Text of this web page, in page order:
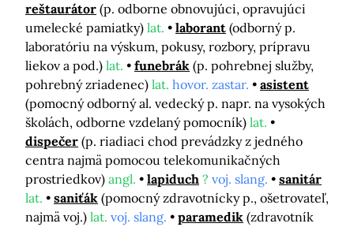
reštaurátor (p. odborne obnovujúci, opravujúci
umelecké pamiatky) lat. laborant (odborný p.
laboratóriu na výskum, pokusy, rozbory, prípravu
liekov a pod.) lat. funebrák (p. pohrebnej služby,
pohrebný zriadenec) lat. hovor. zastar.
asistent
(pomocný odborný al. vedecký p. napr. na vysokých
školách, odborne vzdelaný pomocník) lat.
dispečer (p. riadiaci chod prevádzky z jedného
centra najmä pomocou telekomunikačných
prostriedkov) angl. lapiduch ? voj. slang.
sanitár
lat.
saniťák (pomocný zdravotnícky p., ošetrovateľ,
najmä voj.) lat. voj. slang. paramedik (zdravotník